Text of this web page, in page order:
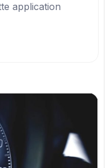
application